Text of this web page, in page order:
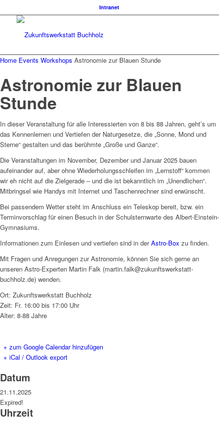
Intranet
Home Events Workshops Astronomie zur Blauen Stunde
Astronomie zur Blauen
Stunde
In dieser Veranstaltung für alle Interessierten von 8 bis 88 Jahren, geht’s um
das Kennenlernen und Vertiefen der Naturgesetze, die „Sonne, Mond und
Sterne“ gestalten und das berühmte „Große und Ganze“.
Die Veranstaltungen im November, Dezember und Januar 2025 bauen
aufeinander auf, aber ohne Wiederholungsschleifen im „Lernstoff“ kommen
wir eh nicht auf die Zielgerade – und die ist bekanntlich im „Unendlichen“.
Mitbringsel wie Handys mit Internet und Taschenrechner sind erwünscht.
Bei passendem Wetter steht im Anschluss ein Teleskop bereit, bzw. ein
Terminvorschlag für einen Besuch in der Schulsternwarte des Albert-Einstein-
Gymnasiums.
Informationen zum Einlesen und vertiefen sind in derAstro-Box zu finden.
Mit Fragen und Anregungen zur Astronomie, können Sie sich gerne an
unseren Astro-Experten Martin Falk (martin.falk@zukunftswerkstatt-
buchholz.de) wenden.
Ort: Zukunftswerkstatt Buchholz
Zeit: Fr. 16:00 bis 17:00 Uhr
Alter: 8-88 Jahre
+ zum Google Calendar hinzufügen
+ iCal / Outlook export
Datum
21.11.2025
Expired!
Uhrzeit